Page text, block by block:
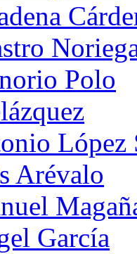
Polo
López
Arévalo
García